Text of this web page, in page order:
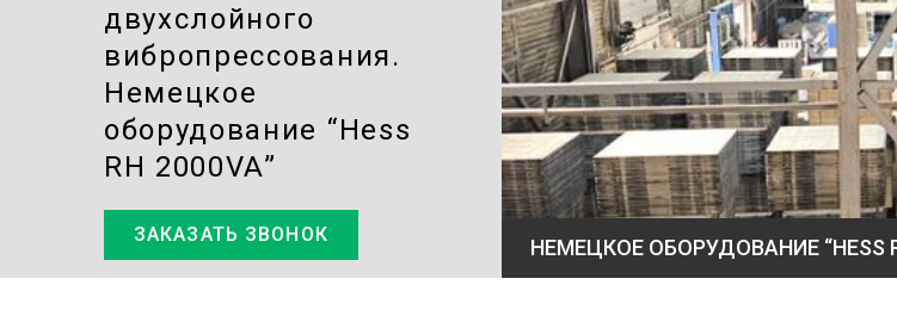
двухслойного
вибропресcования.
Немецкое
оборудование “Hess
RH 2000VA”
ЗАКАЗАТЬ ЗВОНОК
RH 2000VA” ТРОТУАРНАЯ